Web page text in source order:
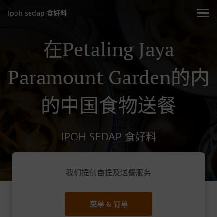
Ipoh sedap 食好料
在Petaling Jaya
Paramount Garden的内
的中国食物送餐
IPOH SEDAP 食好料
我们提供自提及送餐服务
菜单 & 订单